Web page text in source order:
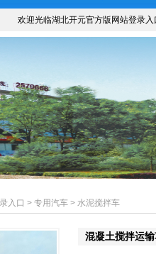
欢迎光临湖北开元官方版网站登录
入口 > 专用汽车 > 水泥搅拌车
混凝土搅拌运